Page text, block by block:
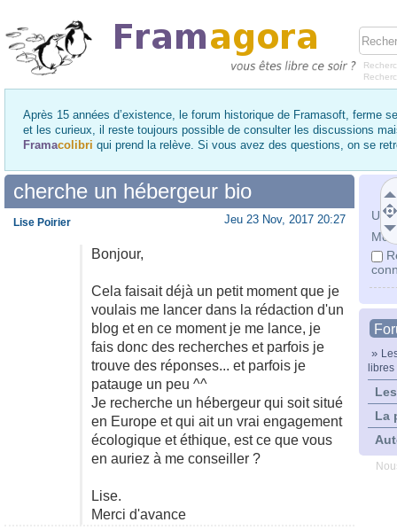
Après 15 années d’existence, le forum historique de Framasoft, ferme
et les curieux, il reste toujours possible de consulter les discussions
Framacolibri qui prend la relève. Si vous avez des questions, on se
Mot
»
libres
La
cherche un hébergeur bio
Jeu 23 Nov, 2017 20:27
Bonjour,
Cela faisait déjà un petit moment que je
voulais me lancer dans la rédaction d'un
blog et en ce moment je me lance, je
fais donc des recherches et parfois je
trouve des réponses... et parfois je
patauge un peu ^^
Je recherche un hébergeur qui soit situé
en Europe et qui ait un vrai engagement
écologique et éthique, est ce que vous
en auriez à me conseiller ?
Lise.
Merci d'avance
Lise Poirier